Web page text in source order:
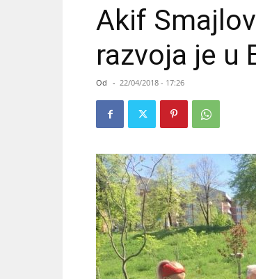
Akif
razvoja je u
Od - 22/04/2018 - 17:26